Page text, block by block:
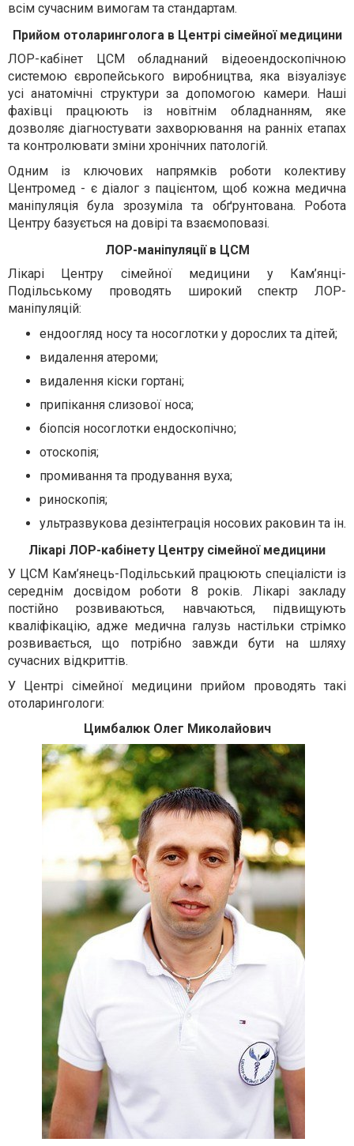
всім сучасним вимогам та стандартам.
Прийом отоларинголога в Центрі сімейної медицини
ЛОР-кабінет ЦСМ обладнаний відеоендоскопічною
системою європейського виробництва, яка візуалізує
усі анатомічні структури за допомогою камери. Наші
фахівці працюють із новітнім обладнанням, яке
дозволяє діагностувати захворювання на ранніх етапах
та контролювати зміни хронічних патологій.
Одним із ключових напрямків роботи колективу
Центромед - є діалог з пацієнтом, щоб кожна медична
маніпуляція була зрозуміла та обґрунтована. Робота
Центру базується на довірі та взаємоповазі.
ЛОР-маніпуляції в ЦСМ
Лікарі Центру сімейної медицини у Кам’янці-
Подільському проводять широкий спектр ЛОР-
маніпуляцій:
ендоогляд носу та носоглотки у дорослих та дітей;
видалення атероми;
видалення кіски гортані;
припікання слизової носа;
біопсія носоглотки ендоскопічно;
отоскопія;
промивання та продування вуха;
риноскопія;
ультразвукова дезінтеграція носових раковин та ін.
Лікарі ЛОР-кабінету Центру сімейної медицини
У ЦСМ Кам’янець-Подільський працюють спеціалісти із
середнім досвідом роботи 8 років. Лікарі закладу
постійно розвиваються, навчаються, підвищують
кваліфікацію, адже медична галузь настільки стрімко
розвивається, що потрібно завжди бути на шляху
сучасних відкриттів.
У Центрі сімейної медицини прийом проводять такі
отоларингологи:
Цимбалюк Олег Миколайович